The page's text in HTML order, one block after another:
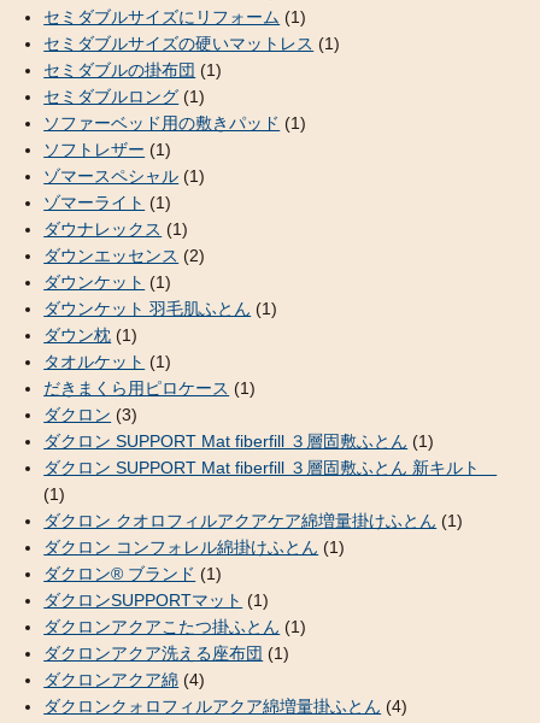
セミダブルサイズにリフォーム (1)
セミダブルサイズの硬いマットレス (1)
セミダブルの掛布団 (1)
セミダブルロング (1)
ソファーベッド用の敷きパッド (1)
ソフトレザー (1)
ゾマースペシャル (1)
ゾマーライト (1)
ダウナレックス (1)
ダウンエッセンス (2)
ダウンケット (1)
ダウンケット 羽毛肌ふとん (1)
ダウン枕 (1)
タオルケット (1)
だきまくら用ピロケース (1)
ダクロン (3)
ダクロン SUPPORT Mat fiberfill ３層固敷ふとん (1)
ダクロン SUPPORT Mat fiberfill ３層固敷ふとん 新キルト
(1)
ダクロン クオロフィルアクアケア綿増量掛けふとん (1)
ダクロン コンフォレル綿掛けふとん (1)
ダクロン® ブランド (1)
ダクロンSUPPORTマット (1)
ダクロンアクアこたつ掛ふとん (1)
ダクロンアクア洗える座布団 (1)
ダクロンアクア綿 (4)
ダクロンクォロフィルアクア綿増量掛ふとん (4)